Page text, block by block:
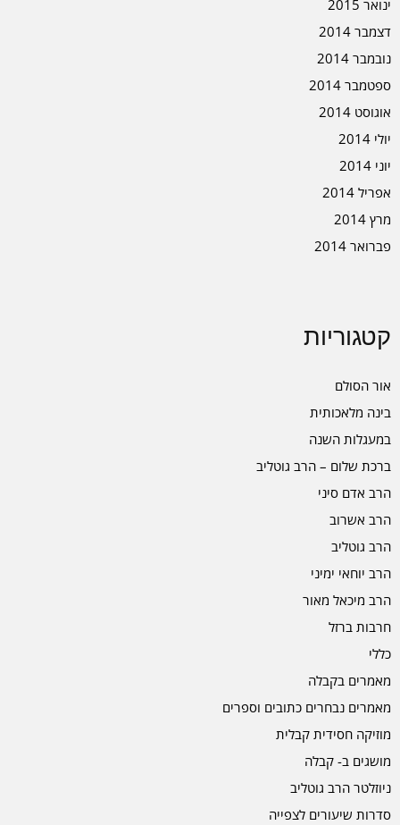
ינואר 2015
דצמבר 2014
נובמבר 2014
ספטמבר 2014
אוגוסט 2014
יולי 2014
יוני 2014
אפריל 2014
מרץ 2014
פברואר 2014
קטגוריות
אור הסולם
בינה מלאכותית
במעגלות השנה
ברכת שלום – הרב גוטליב
הרב אדם סיני
הרב אשרוב
הרב גוטליב
הרב יוחאי ימיני
הרב מיכאל מאור
חרבות ברזל
כללי
מאמרים בקבלה
מאמרים נבחרים כתובים וספרים
מוזיקה חסידית קבלית
מושגים ב- קבלה
ניוזלטר הרב גוטליב
סדרות שיעורים לצפייה